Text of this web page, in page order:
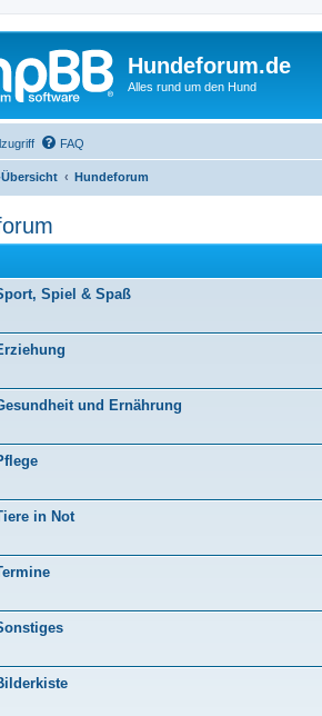
Hundeforum.de
Alles rund um den Hund
FAQ
Hundeforum
Spiel & Spaß
und Ernährung
in Not